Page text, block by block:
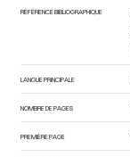
RÉFÉRENCE BIBLIOGRAPHIQUE
LANGUE PRINCIPALE
NOMBRE DE PAGES
PREMIÈRE PAGE